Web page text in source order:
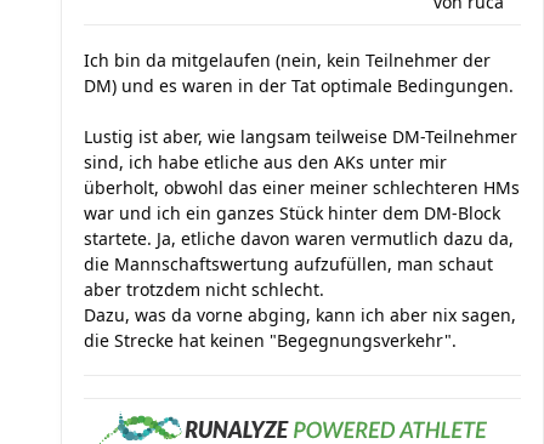
Ich bin da mitgelaufen (nein, kein Teilnehmer der
DM) und es waren in der Tat optimale Bedingungen.
Lustig ist aber, wie langsam teilweise DM-Teilnehmer
sind, ich habe etliche aus den AKs unter mir
überholt, obwohl das einer meiner schlechteren HMs
war und ich ein ganzes Stück hinter dem DM-Block
startete. Ja, etliche davon waren vermutlich dazu da,
die Mannschaftswertung aufzufüllen, man schaut
aber trotzdem nicht schlecht.
Dazu, was da vorne abging, kann ich aber nix sagen,
die Strecke hat keinen "Begegnungsverkehr".